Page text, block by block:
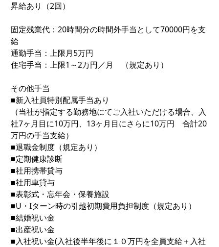
昇給あり（2回）
固定残業代：20時間分の時間外手当として70000円を支
給
通勤手当：上限月5万円
住宅手当：上限1～2万円／月 （規定あり）
その他手当
■新入社員特別配属手当あり
（当社が指定する勤務地にてご入社いただける場合、入
社7ヶ月目に10万円、13ヶ月目にさらに10万円 合計20
万円の手当支給）
■退職金制度（規定あり）
■定期健康診断
■社用携帯貸与
■社用車貸与
■表彰式・忘年会・保養施設
■U・Iターン時の引越初期費用負担制度（規定あり）
■結婚祝い金
■出産祝い金
■入社祝い金(入社後半年後に１０万円を全員支給＋入社